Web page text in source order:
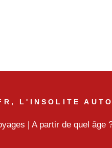
L'INSOLITE
| A partir de quel âge